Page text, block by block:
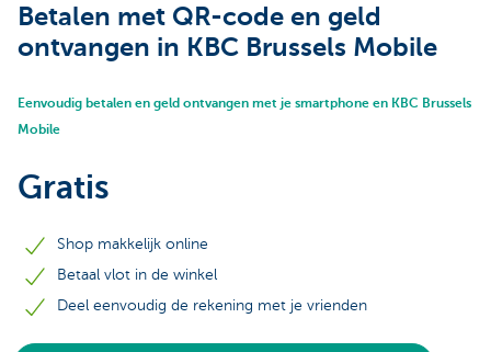
Betalen met QR-code en geld
ontvangen in KBC Brussels Mobile
Eenvoudig betalen en geld ontvangen met je smartphone en KBC Brussels
Mobile
Gratis
Shop makkelijk online
Betaal vlot in de winkel
Deel eenvoudig de rekening met je vrienden